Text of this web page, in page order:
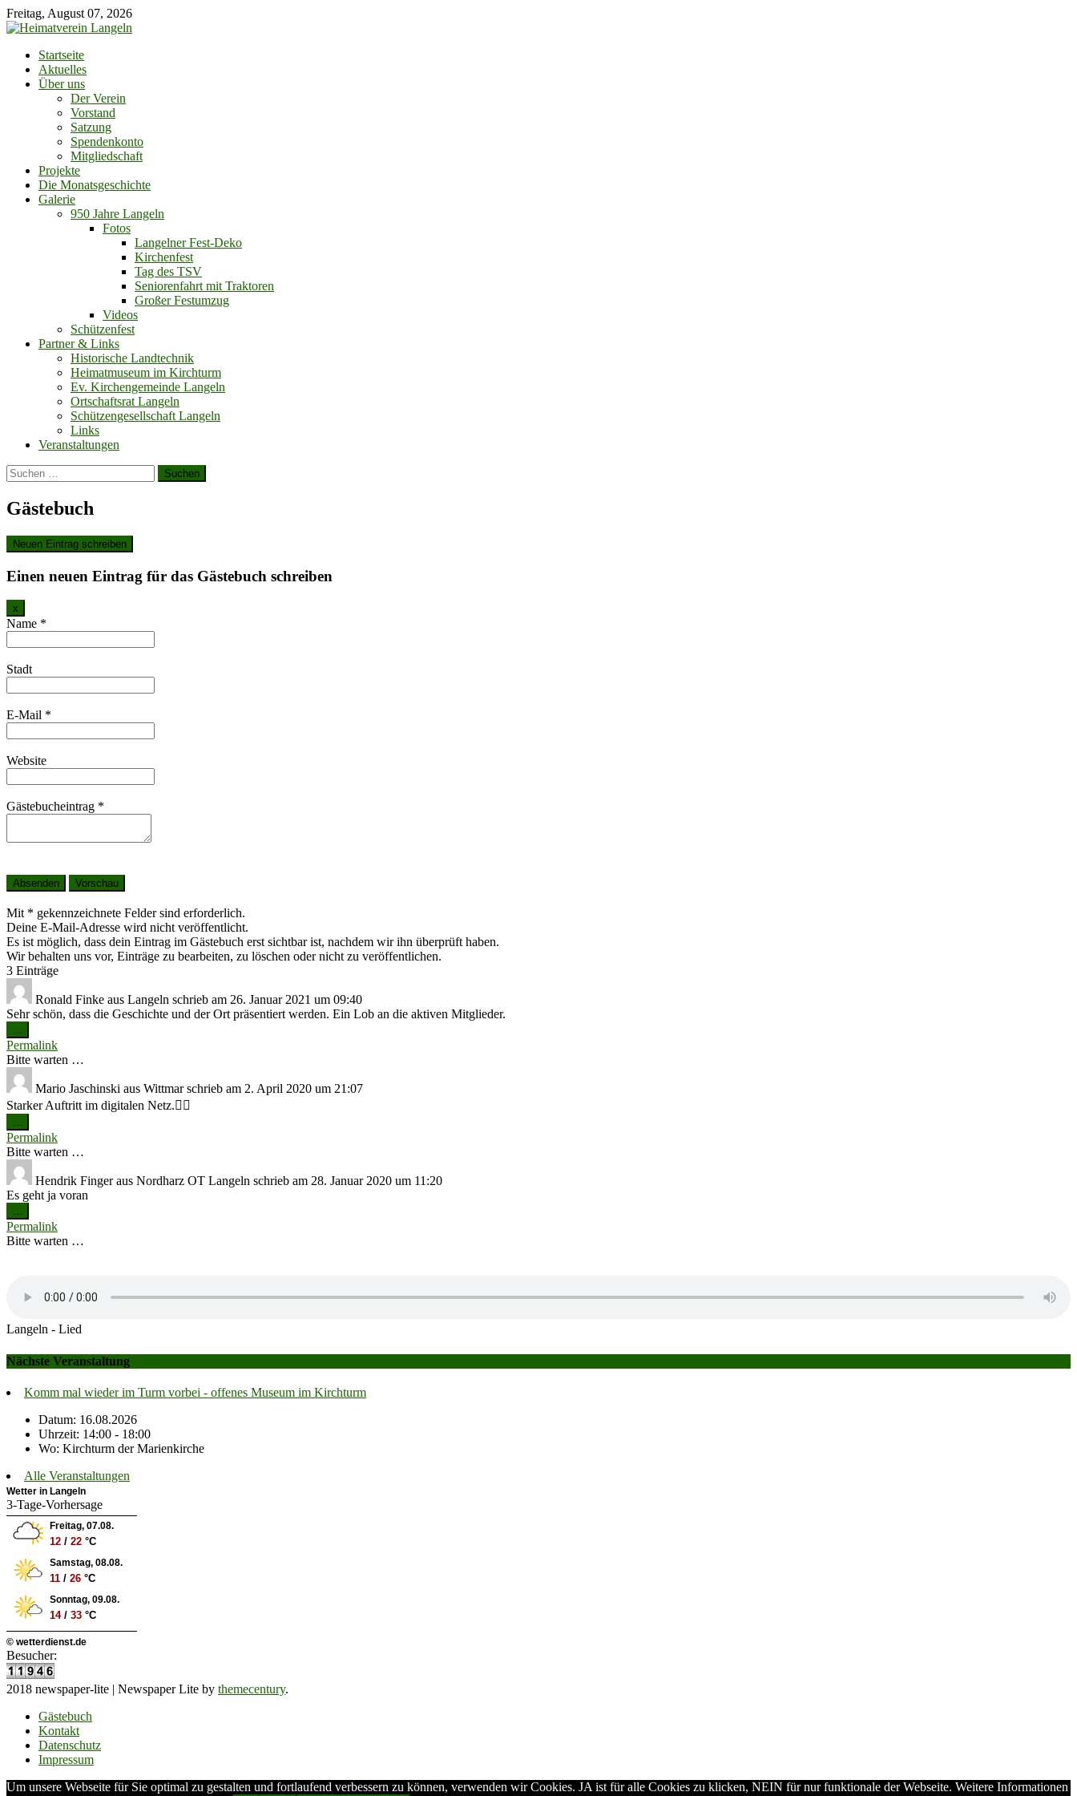
Skip
to
Freitag, August 07, 2026
Startseite
Aktuelles
Über uns
Der Verein
Vorstand
Satzung
Spendenkonto
Mitgliedschaft
Projekte
Die Monatsgeschichte
Galerie
950 Jahre Langeln
Fotos
Langelner Fest-Deko
Kirchenfest
Tag des TSV
Seniorenfahrt mit Traktoren
Großer Festumzug
Videos
Schützenfest
Partner & Links
Historische Landtechnik
Heimatmuseum im Kirchturm
Ev. Kirchengemeinde Langeln
Ortschaftsrat Langeln
Schützengesellschaft Langeln
Links
Veranstaltungen
Suchen
nach:
Gästebuch
Einen neuen Eintrag für das Gästebuch schreiben
x
Formular
ausblenden
Name *
Stadt
E-Mail *
Website
Gästebucheintrag *
Mit * gekennzeichnete Felder sind erforderlich.
Deine E-Mail-Adresse wird nicht veröffentlicht.
Es ist möglich, dass dein Eintrag im Gästebuch erst sichtbar ist, nachdem wir ihn überprüft haben.
Wir behalten uns vor, Einträge zu bearbeiten, zu löschen oder nicht zu veröffentlichen.
3 Einträge
Ronald Finke aus Langeln schrieb am 26. Januar 2021 um 09:40
Sehr schön, dass die Geschichte und der Ort präsentiert werden. Ein Lob an die aktiven Mitglieder.
...
Metabox
ein-/ausblenden.
Permalink
Bitte warten …
Mario Jaschinski aus Wittmar schrieb am 2. April 2020 um 21:07
Starker Auftritt im digitalen Netz.👍🏻
...
Metabox
ein-/ausblenden.
Permalink
Bitte warten …
Hendrik Fingeraus Nordharz OT Langeln schrieb am 28. Januar 2020 um 11:20
Es geht ja voran
...
Metabox
ein-/ausblenden.
Permalink
Bitte warten …
Langeln - Lied
Nächste Veranstaltung
Komm mal wieder im Turm vorbei - offenes Museum im Kirchturm
Datum: 16.08.2026
Uhrzeit: 14:00 - 18:00
Wo: Kirchturm der Marienkirche
Alle Veranstaltungen
Wetter in Langeln
3-Tage-Vorhersage
Freitag, 07.08.
12 / 22 °C
Samstag, 08.08.
11 / 26 °C
Sonntag, 09.08.
14/ 33 °C
© wetterdienst.de
Besucher:
2018 newspaper-lite | Newspaper Lite by themecentury.
Gästebuch
Kontakt
Datenschutz
Impressum
Um unsere Webseite für Sie optimal zu gestalten und fortlaufend verbessern zu können, verwenden wir Cookies. JA ist für alle Cookies zu klicken, NEIN für nur funktionale der Webseite. Weitere Informationen